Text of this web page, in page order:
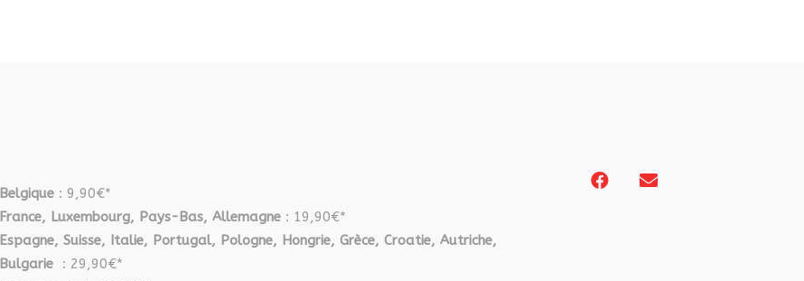
page
du
Belgique : 9,90€*
France, Luxembourg, Pays-Bas, Allemagne : 19,90€*
Espagne, Suisse, Italie, Portugal, Pologne, Hongrie, Grèce, Croatie, Autriche,
Bulgarie
: 29,90€*